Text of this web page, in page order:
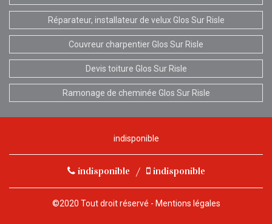
Réparateur, installateur de velux Glos Sur Risle
Couvreur charpentier Glos Sur Risle
Devis toiture Glos Sur Risle
Ramonage de cheminée Glos Sur Risle
indisponible
indisponible / indisponible
©2020 Tout droit réservé - Mentions légales